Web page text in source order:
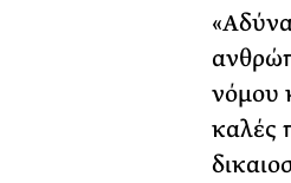
νόμου
καλές